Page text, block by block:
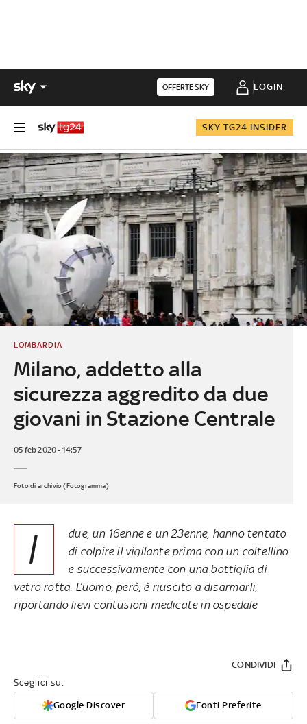
OFFERTE SKY LOGIN
SKY TG24 INSIDER
Milano, addetto alla
sicurezza aggredito da due
giovani in Stazione Centrale
LOMBARDIA
05 feb 2020 - 14:57
Foto di archivio (Fotogramma)
I
due, un 16enne e un 23enne, hanno tentato
di colpire il vigilante prima con un coltellino
e successivamente con una bottiglia di
vetro rotta. L’uomo, però, è riuscito a disarmarli,
riportando lievi contusioni medicate in ospedale
Sceglici su:
Google Discover Fonti Preferite
CONDIVIDI